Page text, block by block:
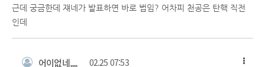
근데 궁금한데 쟤네가 발표하면 바로 법임? 어차피 천공은 탄핵 직전
인데
어이없네,,,, 02.25 07:53